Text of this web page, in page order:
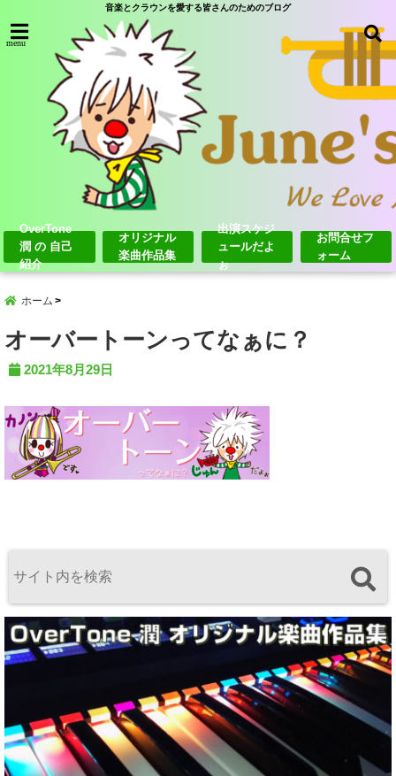
音楽とクラウンを愛する皆さんのためのブログ
menu
OverTone
潤 の 自己
紹介
オリジナル
楽曲作品集
出演スケジ
ュールだよ
ぉ
お問合せフ
ォーム
ホーム
オーバートーンってなぁに？
2021年8月29日